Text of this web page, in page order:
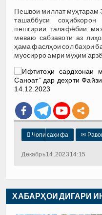
Пешвои миллат муҳтарам
ташаббуси
пешгирии талафёбии
меваю сабзавоти аз
ҳама фаслҳои сол баҳои
муосирро амри муҳим
 Чопи саҳифа ✉
Декабрь 14, 2023 14:15
ХАБАРҲОИ ДИГАРИ